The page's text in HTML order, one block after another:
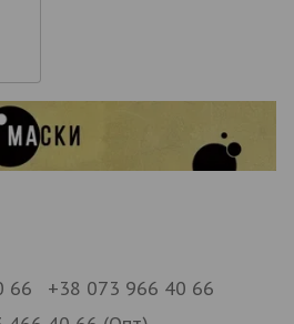
66
+38 073 966 40 66